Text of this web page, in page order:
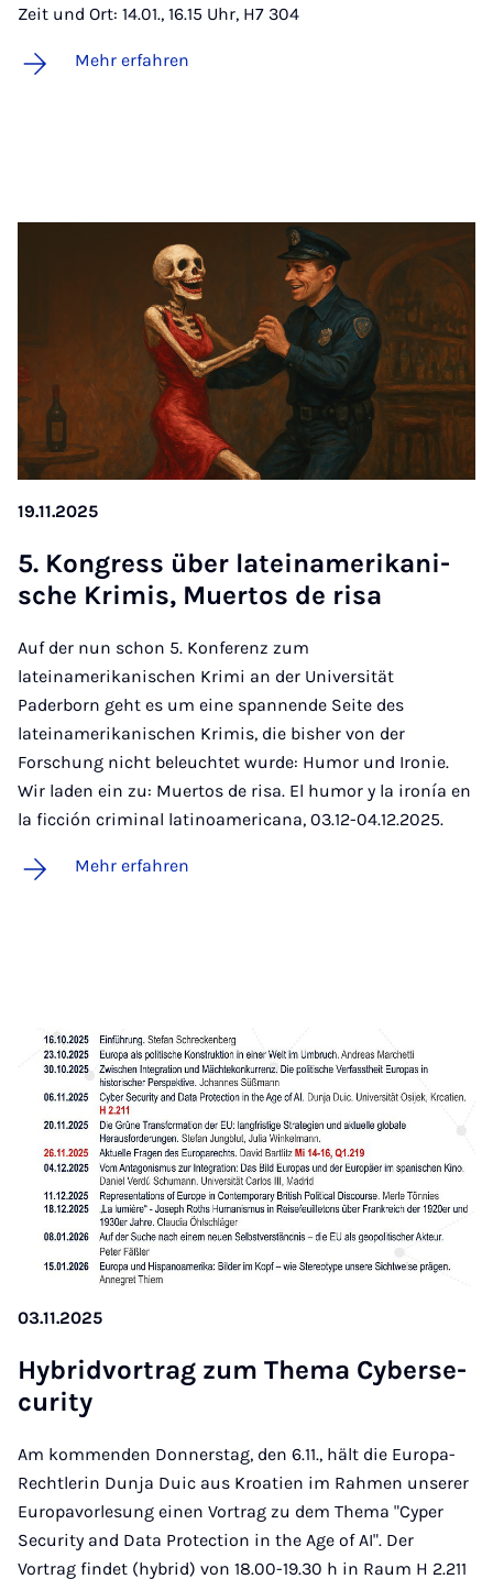
Zeit und Ort: 14.01., 16.15 Uhr, H7 304
Mehr erfahren
19.11.2025
5. Kon­gress über la­tein­ame­ri­ka­ni­
sche Kri­mis, Mu­er­tos de ri­sa
Auf der nun schon 5. Konferenz zum
lateinamerikanischen Krimi an der Universität
Paderborn geht es um eine spannende Seite des
lateinamerikanischen Krimis, die bisher von der
Forschung nicht beleuchtet wurde: Humor und Ironie.
Wir laden ein zu: Muertos de risa. El humor y la ironía en
la ficción criminal latinoamericana, 03.12-04.12.2025.
Mehr erfahren
03.11.2025
Hy­brid­vor­trag zum The­ma Cy­ber­se­
cu­ri­ty
Am kommenden Donnerstag, den 6.11., hält die Europa-
Rechtlerin Dunja Duic aus Kroatien im Rahmen unserer
Europavorlesung einen Vortrag zu dem Thema "Cyper
Security and Data Protection in the Age of AI". Der
Vortrag findet (hybrid) von 18.00-19.30 h in Raum H 2.211